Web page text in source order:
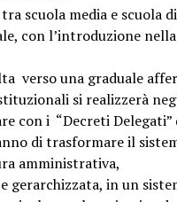
scuola media e scuola
con l’introduzione
verso una graduale
si realizzerà
con i “Decreti Delegati”
di trasformare il
amministrativa,
gerarchizzata, in un